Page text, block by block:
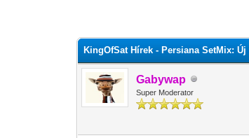
KingOfSat Hírek - Persiana SetMix:
Gabywap
Super Moderator